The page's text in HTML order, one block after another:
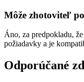
Môže zhotoviteľ
Áno, za predpokladu,
požiadavky a je
Odporúčané